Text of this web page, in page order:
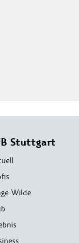
Stuttgart
Wilde